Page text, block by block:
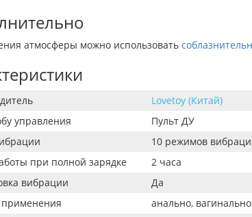
атмосферы можно использовать
Lovetoy (Китай)
управления
Пульт ДУ
10 режимов
при полной зарядке
2 часа
вибрации
Да
применения
анально, вагинально